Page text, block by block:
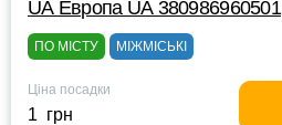
UА Европа UА 380986960501
ПО МІСТУ МІЖМІСЬКІ
Ціна посадки
1 грн